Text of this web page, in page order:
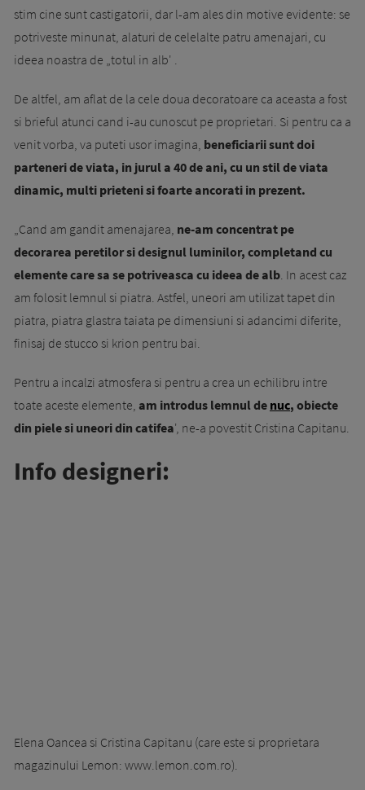
stim cine sunt castigatorii, dar l-am ales din motive evidente: se
potriveste minunat, alaturi de celelalte patru amenajari, cu
ideea noastra de „totul in alb' .
De altfel, am aflat de la cele doua decoratoare ca aceasta a fost
si brieful atunci cand i-au cunoscut pe proprietari. Si pentru ca a
venit vorba, va puteti usor imagina, beneficiarii sunt doi
parteneri de viata, in jurul a 40 de ani, cu un stil de viata
dinamic, multi prieteni si foarte ancorati in prezent.
„Cand am gandit amenajarea, ne-am concentrat pe
decorarea peretilor si designul luminilor, completand cu
elemente care sa se potriveasca cu ideea de alb . In acest caz
am folosit lemnul si piatra. Astfel, uneori am utilizat tapet din
piatra, piatra glastra taiata pe dimensiuni si adancimi diferite,
finisaj de stucco si krion pentru bai.
Pentru a incalzi atmosfera si pentru a crea un echilibru intre
toate aceste elemente, am introdus lemnul de nuc, obiecte
din piele si uneori din catifea', ne-a povestit Cristina Capitanu.
Info designeri:
Elena Oancea si Cristina Capitanu (care este si proprietara
magazinului Lemon: www.lemon.com.ro).